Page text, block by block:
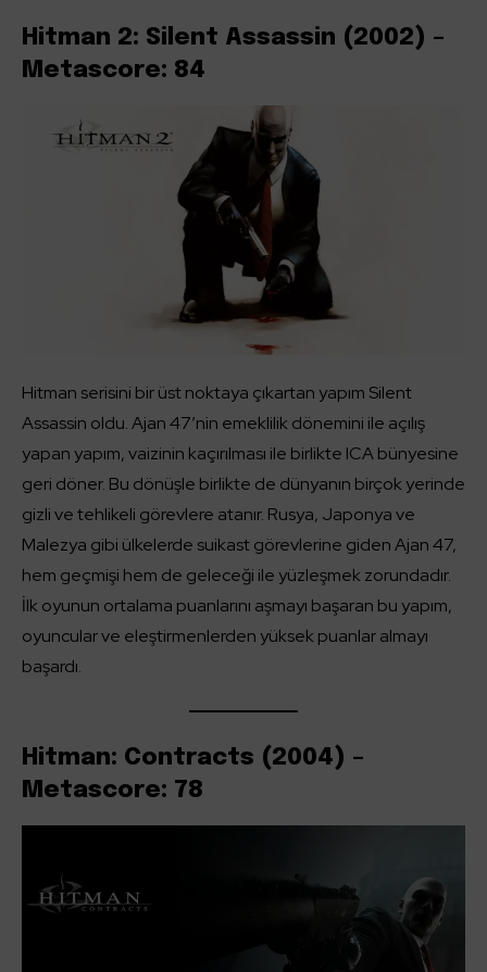
Hitman 2: Silent Assassin (2002) –
Metascore: 84
Hitman serisini bir üst noktaya çıkartan yapım Silent
Assassin oldu. Ajan 47’nin emeklilik dönemini ile açılış
yapan yapım, vaizinin kaçırılması ile birlikte ICA bünyesine
geri döner. Bu dönüşle birlikte de dünyanın birçok yerinde
gizli ve tehlikeli görevlere atanır. Rusya, Japonya ve
Malezya gibi ülkelerde suikast görevlerine giden Ajan 47,
hem geçmişi hem de geleceği ile yüzleşmek zorundadır.
İlk oyunun ortalama puanlarını aşmayı başaran bu yapım,
oyuncular ve eleştirmenlerden yüksek puanlar almayı
başardı.
Hitman: Contracts (2004) –
Metascore: 78